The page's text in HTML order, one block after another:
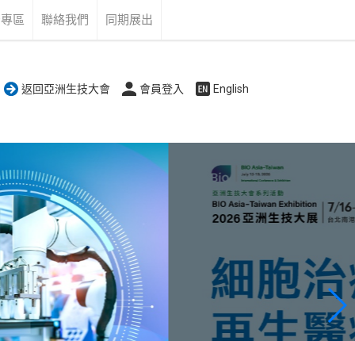
區 聯絡我們 同期展出
返回亞洲生技大會 會員登入 English